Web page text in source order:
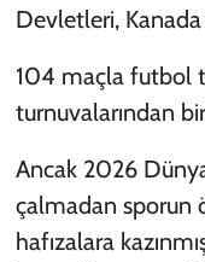
Devletleri,
104 maçla futbol
turnuvalarından
Ancak 2026
çalmadan sporun
hafızalara